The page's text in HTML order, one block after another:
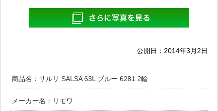
公開日： 2014年3月2日
商品名：サルサ SALSA 63L ブルー 6281 2輪
メーカー名：リモワ